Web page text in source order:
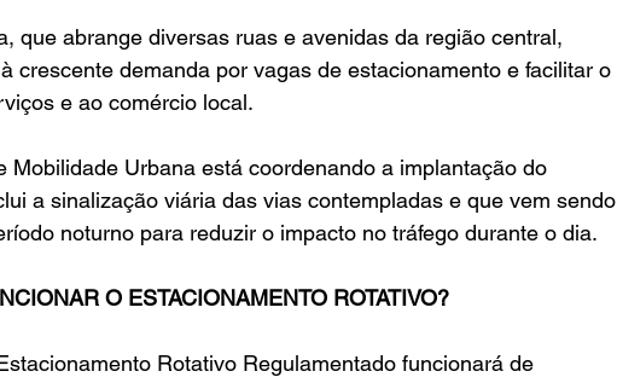
que abrange diversas ruas e avenidas da região central,
crescente demanda por vagas de estacionamento e facilitar o
e ao comércio local.
Mobilidade Urbana está coordenando a implantação do
a sinalização viária das vias contempladas e que vem sendo
noturno para reduzir o impacto no tráfego durante o dia.
O ESTACIONAMENTO ROTATIVO?
Rotativo Regulamentado funcionará de